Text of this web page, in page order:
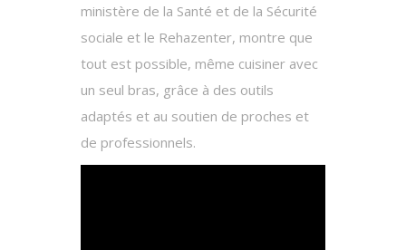
ministère de la Santé et de la Sécurité
sociale et le Rehazenter, montre que
tout est possible, même cuisiner avec
un seul bras, grâce à des outils
adaptés et au soutien de proches et
de professionnels.